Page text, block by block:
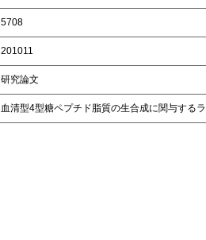
5708
201011
研究論文
血清型4型糖ペプチド脂質の生合成に関与する